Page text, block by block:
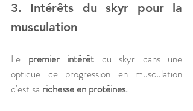
3. Intérêts du skyr pour la
musculation
Le premier intérêt du skyr dans une
optique de progression en musculation
c'est sa richesse en protéines.